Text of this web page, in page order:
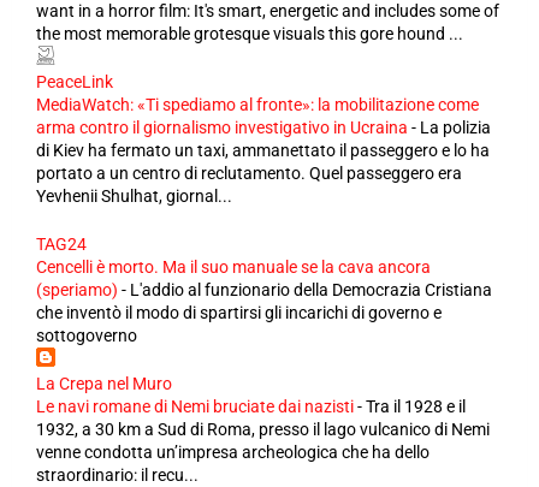
want in a horror film: It's smart, energetic and includes some of
the most memorable grotesque visuals this gore hound ...
PeaceLink
MediaWatch: «Ti spediamo al fronte»: la mobilitazione come
arma contro il giornalismo investigativo in Ucraina - La polizia
di Kiev ha fermato un taxi, ammanettato il passeggero e lo ha
portato a un centro di reclutamento. Quel passeggero era
Yevhenii Shulhat, giornal...
TAG24
Cencelli è morto. Ma il suo manuale se la cava ancora
(speriamo) - L'addio al funzionario della Democrazia Cristiana
che inventò il modo di spartirsi gli incarichi di governo e
sottogoverno
La Crepa nel Muro
Le navi romane di Nemi bruciate dai nazisti-Tra il 1928 e il
1932, a 30 km a Sud di Roma, presso il lago vulcanico di Nemi
venne condotta un’impresa archeologica che ha dello
straordinario: il recu...